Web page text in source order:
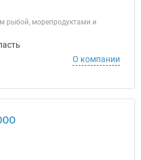
рыбой, морепродуктами и
О компании